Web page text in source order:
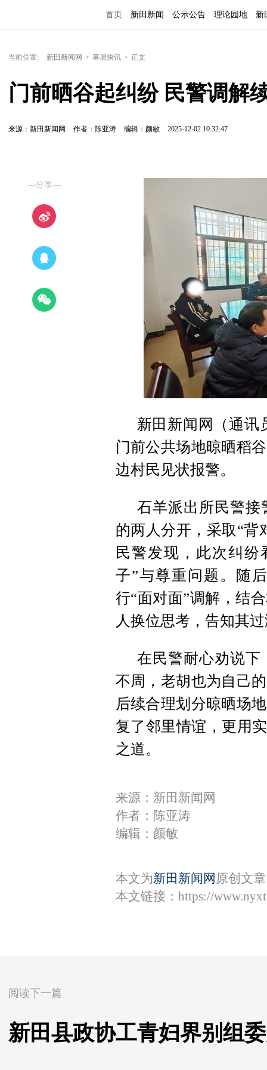
首页 新田新闻 公示公告 理论园地 新
当前位置: 新田新闻网 > 基层快讯 > 正文
门前晒谷起纠纷 民警调解
来源：新田新闻网 作者：陈亚涛 编辑：颜敏 2025-12-02 10:32:47
—分享—
新田新闻网（通讯
门前公共场地晾晒稻
边村民见状报警。
石羊派出所民警接
的两人分开，采取“背
民警发现，此次纠
子”与尊重问题。随
行“面对面”调解，结
人换位思考，告知其
在民警耐心劝说下
不周，老胡也为自己
后续合理划分晾晒场
复了邻里情谊，更用
之道。
来源：新田新闻网
作者：陈亚涛
编辑：颜敏
本文为新田新闻网 原创文
本文链接： https://
阅读下一篇
新田县政协工青妇界别组